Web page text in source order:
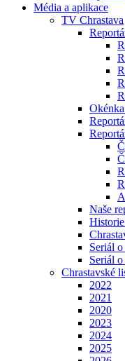
Média a aplikace
TV Chrastava
Naše
Seriál
Seriál
Chrastavské
2022
2021
2020
2023
2024
2025